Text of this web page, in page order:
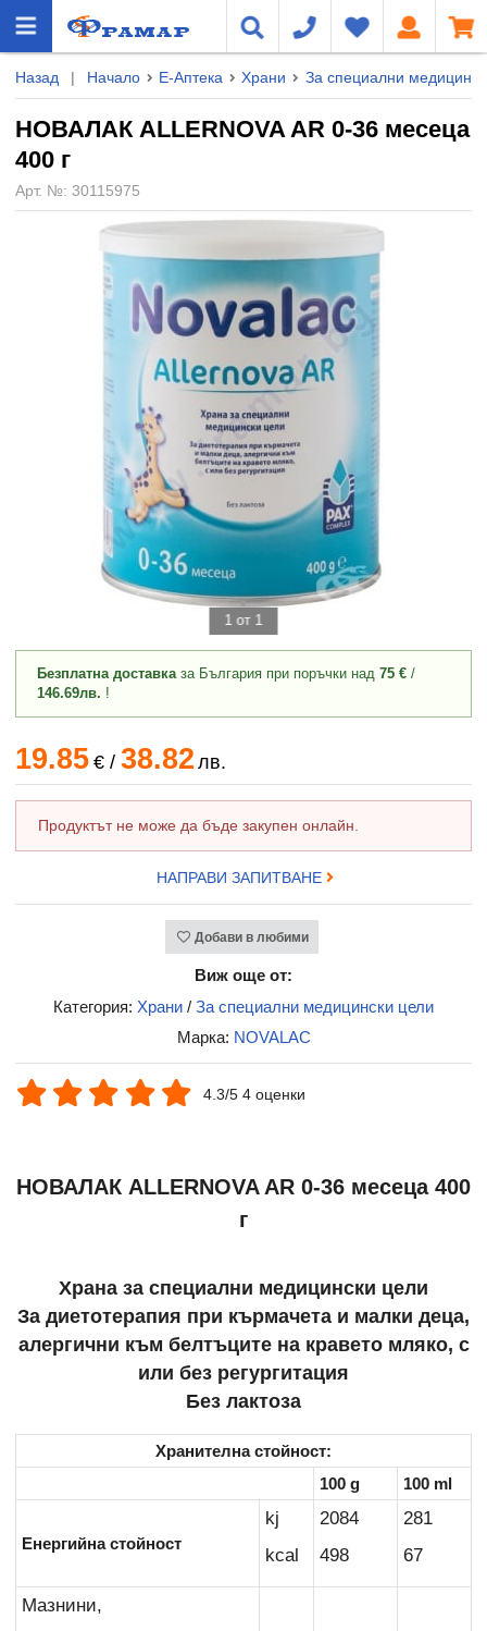
Назад | Начало Е-Аптека Храни За специални
НОВАЛАК ALLERNOVA AR 0-36 месеца
400 г
Арт. №: 30115975
1 от 1
Безплатна доставказа България при поръчки над 75 € /
146.69лв. !
19.85 €/ 38.82 лв.
Продуктът не може да бъде закупен онлайн.
НАПРАВИ ЗАПИТВАНЕ
Добави в любими
Виж още от:
Категория: Храни / За специални медицински цели
Марка: NOVALAC
4.3/5 4 оценки
НОВАЛАК ALLERNOVA AR 0-36 месеца 400
г
Храна за специални медицински цели
За диетотерапия при кърмачета и малки деца,
алергични към белтъците на кравето мляко, с
или без регургитация
Без лактоза
Хранителна стойност:
100 g
100 ml
Енергийна стойност
kj
kcal
2084
498
281
67
Мазнини,